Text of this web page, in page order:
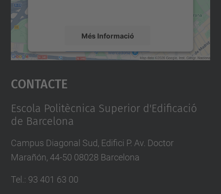
Més Informació
Accepta
powered by
Contacte
Escola Politècnica Superior d'Edificació
de Barcelona
Campus Diagonal Sud, Edifici P. Av. Doctor
Marañón, 44-50 08028 Barcelona
Tel. : 93 401 63 00